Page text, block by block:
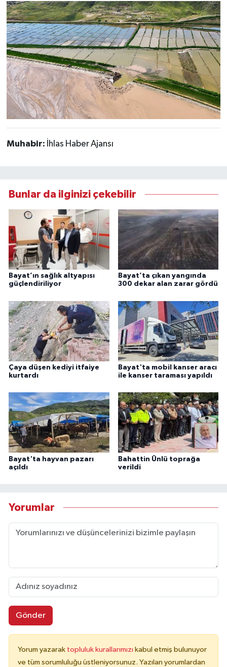
Muhabir: İhlas Haber Ajansı
Bunlar da ilginizi çekebilir
Bayat’ın sağlık altyapısı
güçlendiriliyor
Bayat’ta çıkan yangında
300 dekar alan zarar gördü
Çaya düşen kediyi itfaiye
kurtardı
Bayat'ta mobil kanser aracı
ile kanser taraması yapıldı
Bayat'ta hayvan pazarı
açıldı
Bahattin Ünlü toprağa
verildi
Yorumlar
Gönder
Yorum yazarak topluluk kurallarımızı kabul etmiş bulunuyor
ve tüm sorumluluğu üstleniyorsunuz. Yazılan yorumlardan